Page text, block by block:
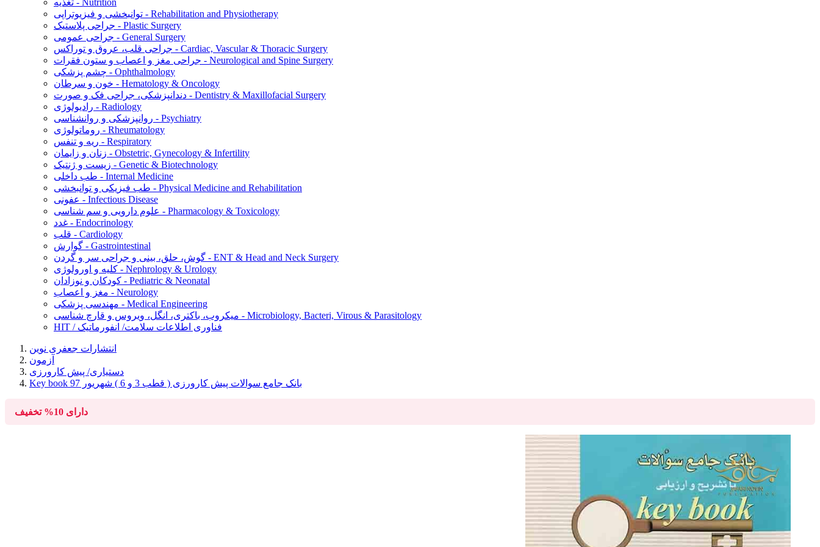
تغذیه - Nutrition
توانبخشی و فیزیوتراپی - Rehabilitation and Physiotherapy
جراحی پلاستیک - Plastic Surgery
جراحی عمومی - General Surgery
جراحی قلب، عروق و توراکس - Cardiac, Vascular & Thoracic Surgery
جراحی مغز و اعصاب و ستون فقرات - Neurological and Spine Surgery
چشم پزشکی - Ophthalmology
خون و سرطان - Hematology & Oncology
دندانپزشکی، جراحی فک و صورت - Dentistry & Maxillofacial Surgery
رادیولوژی - Radiology
روانپزشکی و روانشناسی - Psychiatry
روماتولوژی - Rheumatology
ریه و تنفس - Respiratory
زنان و زایمان - Obstetric, Gynecology & Infertility
زیست و ژنتیک - Genetic & Biotechnology
طب داخلی - Internal Medicine
طب فیزیکی و توانبخشی - Physical Medicine and Rehabilitation
عفونی - Infectious Disease
علوم دارویی و سم شناسی - Pharmacology & Toxicology
غدد - Endocrinology
قلب - Cardiology
گوارش - Gastrointestinal
گوش، حلق، بینی و جراحی سر و گردن - ENT & Head and Neck Surgery
کلیه و اورولوژی - Nephrology & Urology
کودکان و نوزادان - Pediatric & Neonatal
مغز و اعصاب - Neurology
مهندسی پزشکی - Medical Engineering
میکروب، باکتری، انگل، ویروس و قارچ شناسی - Microbiology, Bacteri, Virous & Parasitology
HIT / فناوری اطلاعات سلامت/ انفورماتیک
انتشارات جعفری نوین
آزمون
دستیاری/ پیش کارورزی
Key book بانک جامع سوالات پیش کارورزی ( قطب 3 و 6 ) شهریور 97
دارای 10% تخفیف